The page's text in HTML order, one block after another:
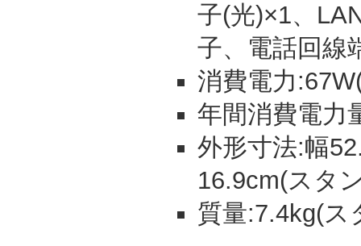
子(光)×1、
子、電話回線
消費電力
年間消費電力
外形寸法:幅
16.9cm(スタ
質量:7.4kg(ス